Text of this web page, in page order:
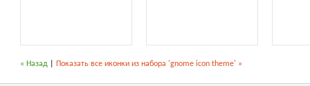
« Назад Показать все иконки из набора 'gnome icon theme' »